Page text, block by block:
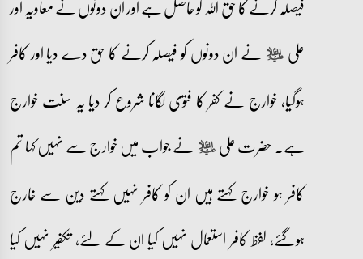
علی عليه‌السلام نے ان دونوں کو فیصلہ کرنے کا حق دے دیا اور کافر
ہوگیا، خوارج نے کفر کا فتوی لگانا شروع کر دیا یہ سنت خوارج
ہے۔ حضرت علی عليه‌السلام نے جواب میں خوارج سے نہیں کہا تم
کافر ہو خوارج کہتے ہیں ان کو کافر نہیں کہتے دین سے خارج
ہوگئے، لفظ کافر استعمال نہیں کیا ان کے لئے، تکفیر نہیں کیا